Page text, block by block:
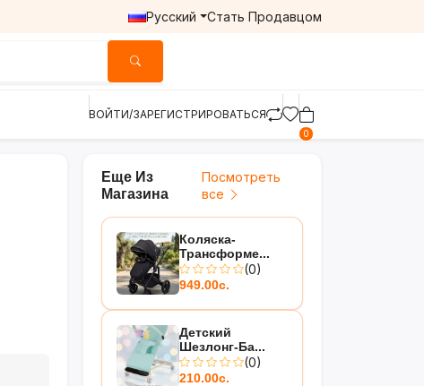
Русский Стать Продавцом
ВОЙТИ/ЗАРЕГИСТРИРОВАТЬСЯ
0
Еще Из
Магазина
Посмотреть
все
Коляска-
Трансформе...
(0)
949.00с.
Детский
Шезлонг-Ба...
(0)
210.00с.